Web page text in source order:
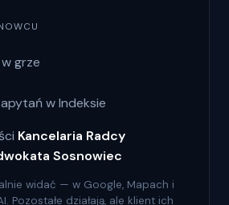
grze
w Indeksie
Kancelaria Radcy
Sosnowiec
widać — w Google, Mapach i
Pozostałe działają, ale klient ich